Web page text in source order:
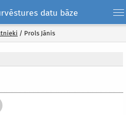
datu bāze
/ Prols Jānis